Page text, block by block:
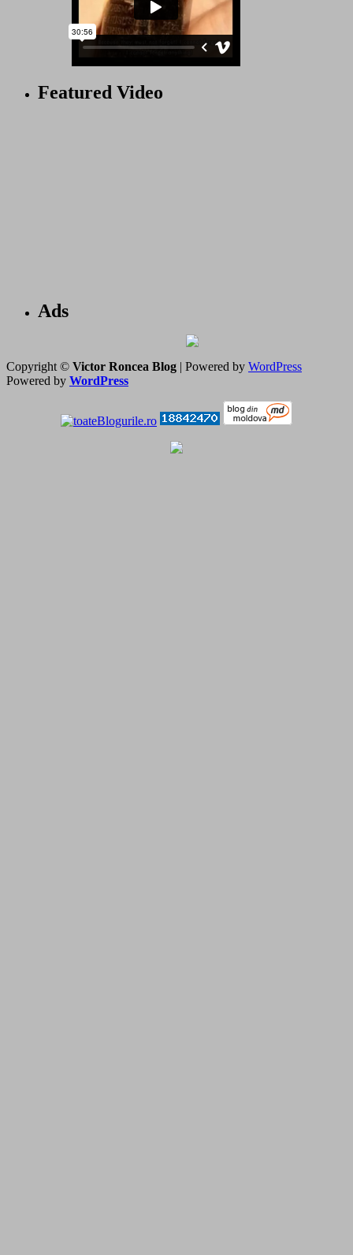
Featured Video
Ads
Copyright © Victor Roncea Blog | Powered by WordPress
Powered by WordPress